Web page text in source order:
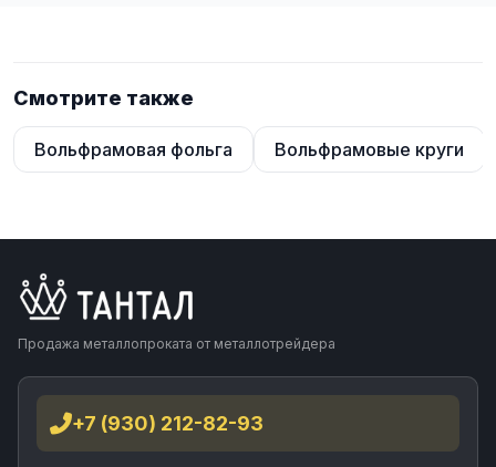
Смотрите также
Вольфрамовая фольга Вольфрамовые круги
Продажа металлопроката от металлотрейдера
+7 (930) 212-82-93